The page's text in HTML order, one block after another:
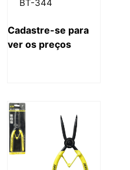
BT-344
Cadastre-se para
ver os preços